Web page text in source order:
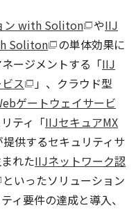
ン with Soliton
やIIJ
Soliton
の単体効果に
ージメントする「IIJ
ス
」、クラウド型
ゲートウェイサービ
ティ「IIJセキュアMX
供するセキュリティサ
れたIIJネットワーク認
といったソリューション
ィ要件の達成と導入、